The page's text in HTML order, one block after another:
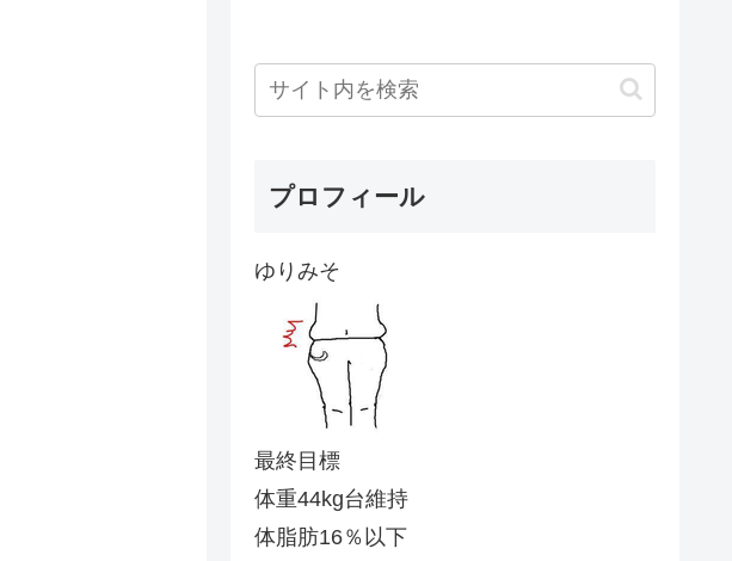
プロフィール
ゆりみそ
最終目標
体重44kg台維持
体脂肪16％以下